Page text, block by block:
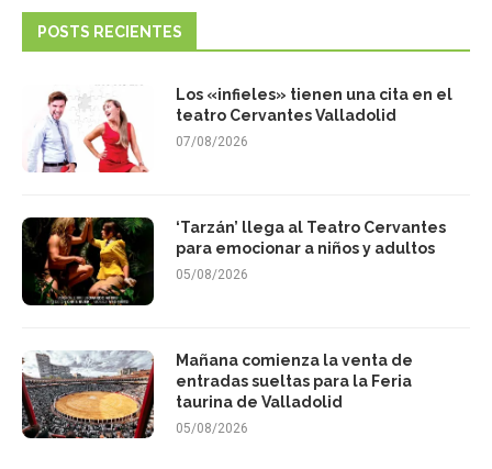
POSTS RECIENTES
Los «infieles» tienen una cita en el
teatro Cervantes Valladolid
07/08/2026
‘Tarzán’ llega al Teatro Cervantes
para emocionar a niños y adultos
05/08/2026
Mañana comienza la venta de
entradas sueltas para la Feria
taurina de Valladolid
05/08/2026